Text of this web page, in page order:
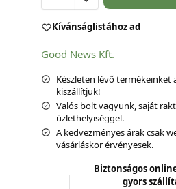
Kívánságlistához ad
Good News Kft.
Készleten lévő termékeinket
kiszállítjuk!
Valós bolt vagyunk, saját
üzlethelyiséggel.
A kedvezményes árak csak
vásárláskor érvényesek.
Biztonságos
gyors